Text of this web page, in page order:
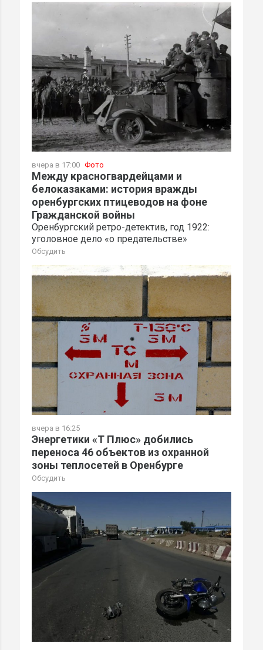
вчера в 17:00 Фото
Между красногвардейцами и
белоказаками: история вражды
оренбургских птицеводов на фоне
Гражданской войны
Оренбургский ретро-детектив, год 1922:
уголовное дело «о предательстве»
Обсудить
вчера в 16:25
Энергетики «Т Плюс» добились
переноса 46 объектов из охранной
зоны теплосетей в Оренбурге
Обсудить